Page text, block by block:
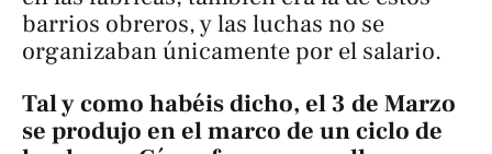
barrios obreros, y las luchas no se
organizaban únicamente por el salario.
Tal y como habéis dicho, el 3 de Marzo
se produjo en el marco de un ciclo de